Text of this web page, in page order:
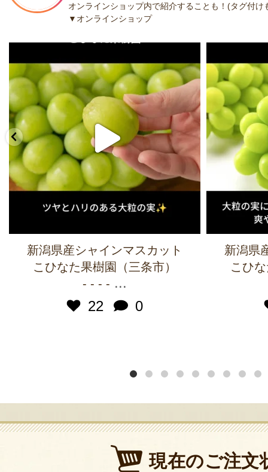
オンラインショップ内で紹介することも！(タグ付け
▼オンラインショップ
新潟県産シャインマスカット
こひなた果樹園（三条市）
- - - - ...
22
0
新潟県
こひ
現在のご注文